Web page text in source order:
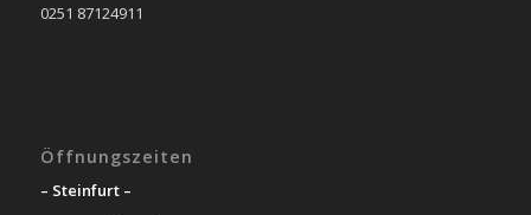
0251 87124911
Öffnungszeiten
– Steinfurt –